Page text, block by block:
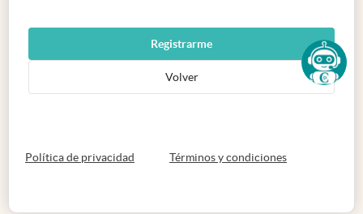
Registrarme
Volver
Política de privacidad abre en nueva pestaña
Términos y condicionesabre en nueva